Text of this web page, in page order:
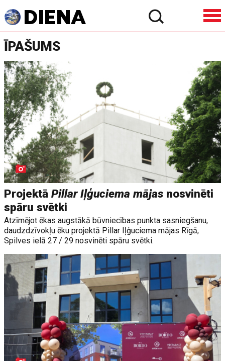
ĪPAŠUMS
ProjektāPillar Iļģuciema mājas nosvinēti
spāru svētki
Atzīmējot ēkas augstākā būvniecības punkta sasniegšanu,
daudzdzīvokļu ēku projektā Pillar Iļģuciema mājas Rīgā,
Spilves ielā 27 / 29 nosvinēti spāru svētki.